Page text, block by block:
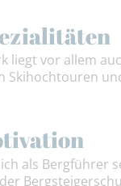
liegt vor allem
Skihochtouren
als Bergführer